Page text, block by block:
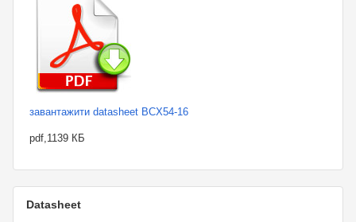
завантажити datasheet BCX54-16
pdf,1139 КБ
Datasheet